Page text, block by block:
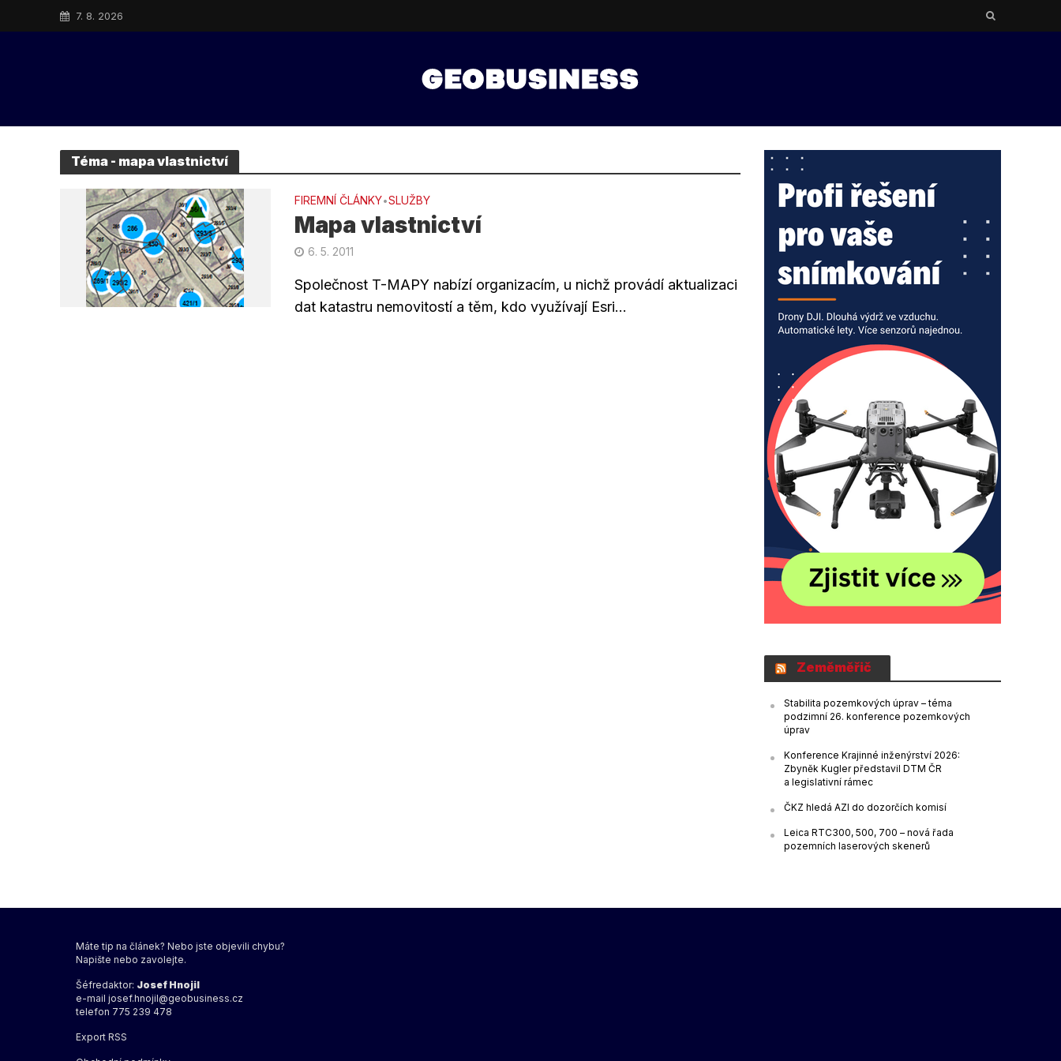
7. 8. 2026
Téma - mapa vlastnictví
FIREMNÍ ČLÁNKY•SLUŽBY
Mapa vlastnictví
6. 5. 2011
Společnost T-MAPY nabízí organizacím, u nichž provádí aktualizaci
dat katastru nemovitostí a těm, kdo využívají Esri...
Zeměměřič
Stabilita pozemkových úprav – téma
podzimní 26. konference pozemkových
úprav
Konference Krajinné inženýrství 2026:
Zbyněk Kugler představil DTM ČR
a legislativní rámec
ČKZ hledá AZI do dozorčích komisí
Leica RTC300, 500, 700 – nová řada
pozemních laserových skenerů
Máte tip na článek? Nebo jste objevili chybu?
Napište nebo zavolejte.
Šéfredaktor: Josef Hnojil
e-mail josef.hnojil@geobusiness.cz
telefon 775 239 478
Export RSS